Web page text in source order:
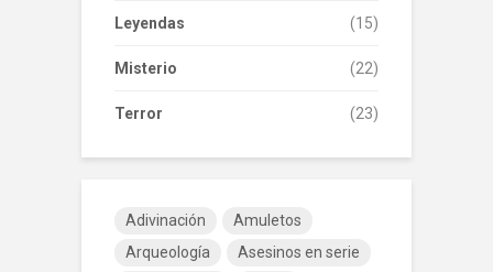
Leyendas (15)
Misterio (22)
Terror (23)
Adivinación
Amuletos
Arqueología
Asesinos en serie